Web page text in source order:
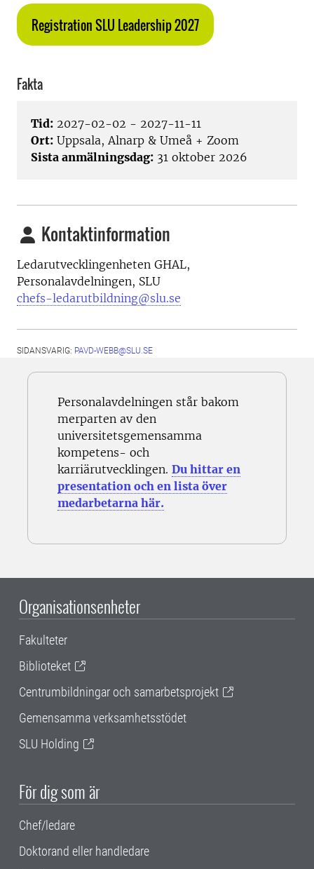
Registration SLU Leadership 2027
Fakta
Tid: 2027-02-02 - 2027-11-11
Ort: Uppsala, Alnarp & Umeå + Zoom
Sista anmälningsdag: 31 oktober 2026
Kontaktinformation
Ledarutvecklingenheten GHAL,
Personalavdelningen, SLU
chefs-ledarutbildning@slu.se
SIDANSVARIG: PAVD-WEBB@SLU.SE
Personalavdelningen står bakom
merparten av den
universitetsgemensamma
kompetens- och
karriärutvecklingen. Du hittar en
presentation och en lista över
medarbetarna här.
Organisationsenheter
Fakulteter
Biblioteket
Centrumbildningar och samarbetsprojekt
Gemensamma verksamhetsstödet
SLU Holding
För dig som är
Chef/ledare
Doktorand eller handledare